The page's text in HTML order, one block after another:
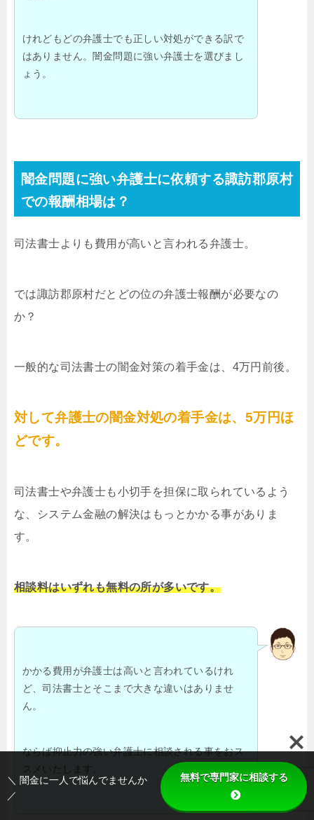
けれどもどの弁護士でも正しい対処ができる訳で
はありません。闇金問題に強い弁護士を選びまし
ょう。
闇金問題に強い弁護士に依頼する諏訪郡原村
での報酬相場は？
司法書士よりも費用が高いと言われる弁護士。
では諏訪郡原村だとどの位の弁護士報酬が必要なの
か？
一般的な司法書士の闇金対策の着手金は、4万円前後。
対して弁護士の闇金対処の着手金は、5万円ほ
どです。
司法書士や弁護士も小切手を担保に取られているよう
な、システム金融の解決はもっとかかる事がありま
す。
相談料はいずれも無料の所が多いです。
かかる費用が弁護士は高いと言われているけれ
ど、司法書士とそこまで大きな違いはありませ
ん。
ならば抑止力の強い弁護士に相談される事をおス
スメいたします。
＼ 闇金に一人で悩んでませんか
／
無料で専門家に相談する